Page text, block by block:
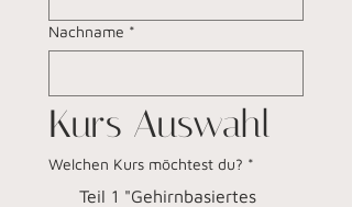
Nachname *
Kurs Auswahl
Welchen Kurs möchtest du? *
Teil 1 "Gehirnbasiertes